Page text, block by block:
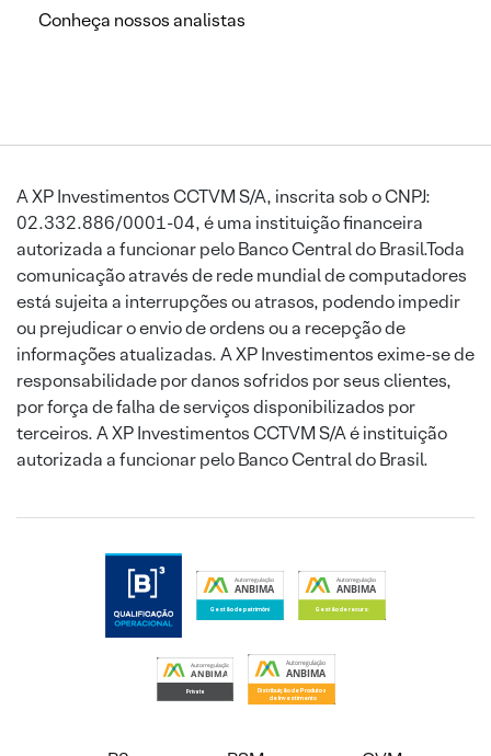
Conheça nossos analistas
A XP Investimentos CCTVM S/A, inscrita sob o CNPJ:
02.332.886/0001-04, é uma instituição financeira
autorizada a funcionar pelo Banco Central do Brasil.Toda
comunicação através de rede mundial de computadores
está sujeita a interrupções ou atrasos, podendo impedir
ou prejudicar o envio de ordens ou a recepção de
informações atualizadas. A XP Investimentos exime-se de
responsabilidade por danos sofridos por seus clientes,
por força de falha de serviços disponibilizados por
terceiros. A XP Investimentos CCTVM S/A é instituição
autorizada a funcionar pelo Banco Central do Brasil.